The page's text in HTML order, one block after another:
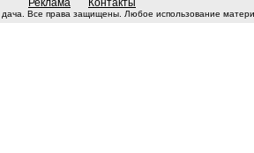
Реклама Контакты
Все права защищены. Любое использование